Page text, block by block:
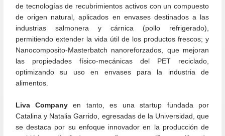
de tecnologías de recubrimientos activos con un compuesto
de origen natural, aplicados en envases destinados a las
industrias salmonera y cárnica (pollo refrigerado),
permitiendo extender la vida útil de los productos frescos; y
Nanocomposito-Masterbatch nanoreforzados, que mejoran
las propiedades físico-mecánicas del PET reciclado,
optimizando su uso en envases para la industria de
alimentos.
Liva Companyen tanto, es una startup fundada por
Catalina y Natalia Garrido, egresadas de la Universidad, que
se destaca por su enfoque innovador en la producción de